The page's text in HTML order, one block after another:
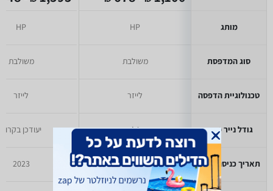
מותג
סוג המדפסת
טכנולוגיית הדפסה
גודל נייר מרבי
תאריך כניסה לזאפ
HP
משולבת
לייזר
A4
עד 2021
HP
משולבת
לייזר
יעודכן בקרוב
2023